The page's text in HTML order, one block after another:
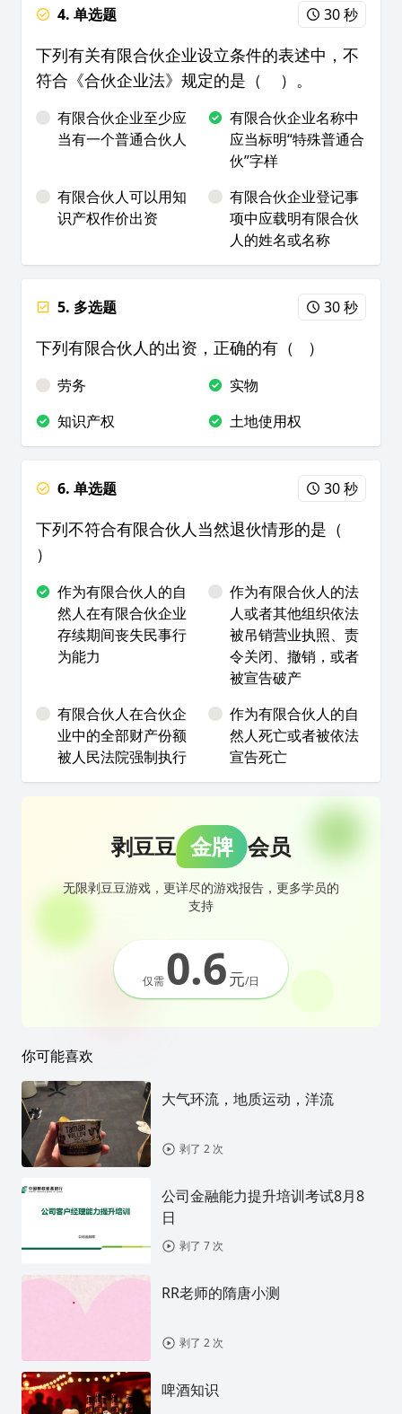
4. 单选题 30 秒
下列有关有限合伙企业设立条件的表述中，不
符合《合伙企业法》规定的是（ ）。
有限合伙企业至少应
当有一个普通合伙人
有限合伙企业名称中
应当标明“特殊普通合
伙”字样
有限合伙人可以用知
识产权作价出资
有限合伙企业登记事
项中应载明有限合伙
人的姓名或名称
5. 多选题 30 秒
下列有限合伙人的出资，正确的有（ ）
劳务
实物
知识产权
土地使用权
6. 单选题 30 秒
下列不符合有限合伙人当然退伙情形的是（
）
作为有限合伙人的自
然人在有限合伙企业
存续期间丧失民事行
为能力
作为有限合伙人的法
人或者其他组织依法
被吊销营业执照、责
令关闭、撤销，或者
被宣告破产
有限合伙人在合伙企
业中的全部财产份额
被人民法院强制执行
作为有限合伙人的自
然人死亡或者被依法
宣告死亡
剥豆豆 金牌 会员
无限剥豆豆游戏，更详尽的游戏报告，更多学员的
支持
仅需0.6元/日
你可能喜欢
大气环流，地质运动，洋流
剥了 2 次
公司金融能力提升培训考试8月8
日
剥了 7 次
RR老师的隋唐小测
剥了 2 次
啤酒知识